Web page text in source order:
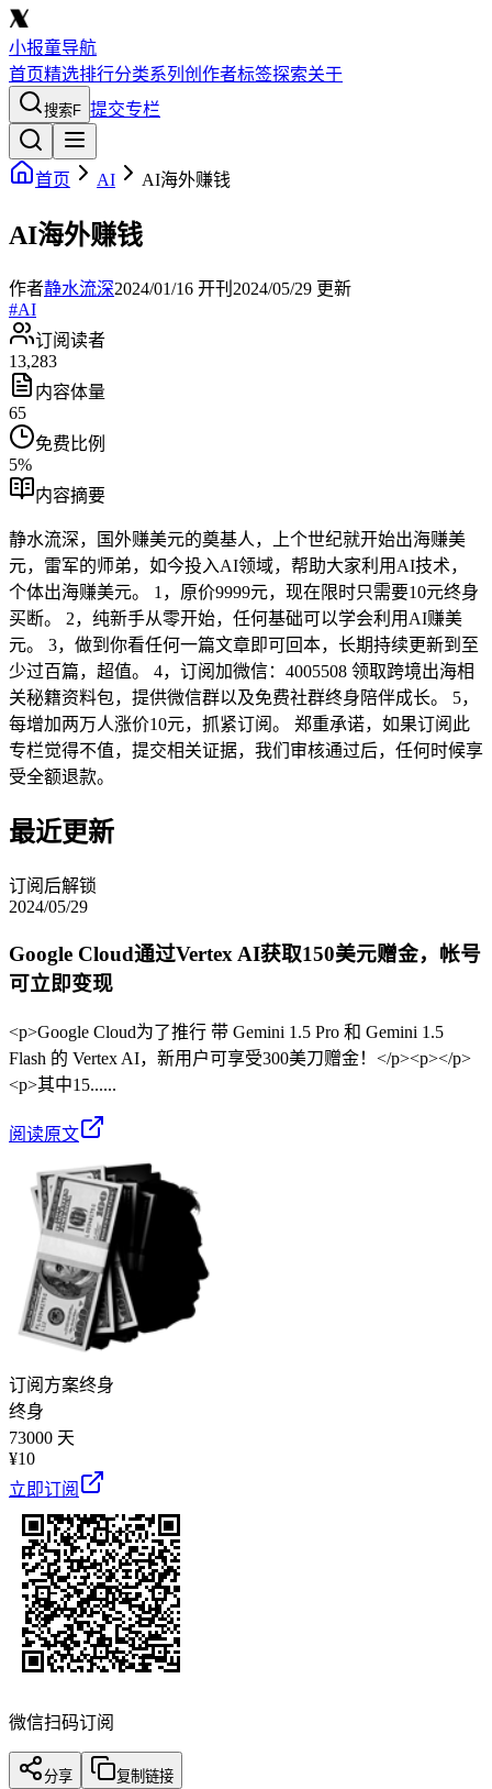
小报童导航
首页精选排行分类系列 创作者标签探索关于
搜索F 提交专栏
首页 AI AI海外赚钱
AI海外赚钱
作者静水流深2024/01/16 开刊 2024/05/29 更新
#AI
订阅读者
13,283
内容体量
65
免费比例
5%
内容摘要
静水流深，国外赚美元的奠基人，上个世纪就开始出海赚美
元，雷军的师弟，如今投入AI领域，帮助大家利用AI技术，
个体出海赚美元。 1，原价9999元，现在限时只需要10元终身
买断。 2，纯新手从零开始，任何基础可以学会利用AI赚美
元。 3，做到你看任何一篇文章即可回本，长期持续更新到至
少过百篇，超值。 4，订阅加微信：4005508 领取跨境出海相
关秘籍资料包，提供微信群以及免费社群终身陪伴成长。 5，
每增加两万人涨价10元，抓紧订阅。 郑重承诺，如果订阅此
专栏觉得不值，提交相关证据，我们审核通过后，任何时候享
受全额退款。
最近更新
订阅后解锁
2024/05/29
Google Cloud通过Vertex AI获取150美元赠金，帐号
可立即变现
<p>Google Cloud为了推行 带 Gemini 1.5 Pro 和 Gemini 1.5
Flash 的 Vertex AI，新用户可享受300美刀赠金！</p><p></p>
<p>其中15......
阅读原文
订阅方案终身
终身
73000 天
¥10
立即订阅
微信扫码订阅
分享 复制链接